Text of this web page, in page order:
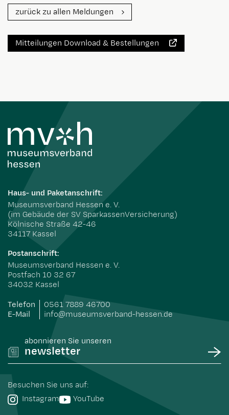
zurück zu allen Meldungen
Mitteilungen Download & Bestellungen
Haus- und Paketanschrift:
Museumsverband Hessen e. V.
(im Gebäude der SV SparkassenVersicherung)
Kölnische Straße 42-46
34117 Kassel
Postanschrift:
Museumsverband Hessen e. V.
Postfach 10 32 67
34032 Kassel
Telefon
0561 7889 46700
E-Mail
info@museumsverband-hessen.de
abonnieren Sie unseren
newsletter
Besuchen Sie uns auf:
Instagram
YouTube